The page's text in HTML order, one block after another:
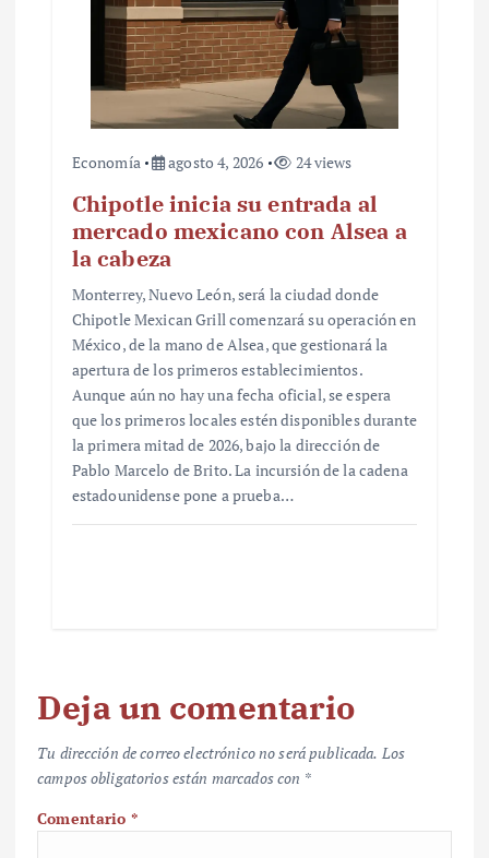
Economía agosto 4, 2026 24 views
Chipotle inicia su entrada al
mercado mexicano con Alsea a
la cabeza
Monterrey, Nuevo León, será la ciudad donde
Chipotle Mexican Grill comenzará su operación en
México, de la mano de Alsea, que gestionará la
apertura de los primeros establecimientos.
Aunque aún no hay una fecha oficial, se espera
que los primeros locales estén disponibles durante
la primera mitad de 2026, bajo la dirección de
Pablo Marcelo de Brito. La incursión de la cadena
estadounidense pone a prueba…
Deja un comentario
Tu dirección de correo electrónico no será publicada. Los
campos obligatorios están marcados con *
Comentario *